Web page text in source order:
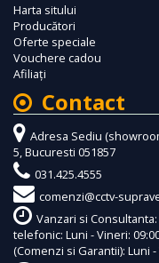
Harta sitului
Producători
Oferte speciale
Vouchere cadou
Afiliaţi
Contact
Adresa Sediu
5, Bucuresti 051857
031.425.4555
comenzi@cctv-
Vanzari si
telefonic: Luni - Vineri:
(Comenzi si Garantii): Luni